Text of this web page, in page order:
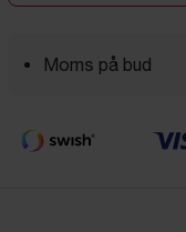
Moms på bud